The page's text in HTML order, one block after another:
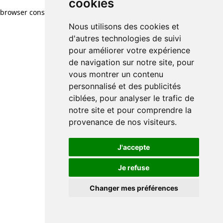
cookies
Nous utilisons des cookies et
d'autres technologies de suivi
pour améliorer votre expérience
de navigation sur notre site, pour
vous montrer un contenu
personnalisé et des publicités
ciblées, pour analyser le trafic de
notre site et pour comprendre la
provenance de nos visiteurs.
J'accepte
Je refuse
Changer mes préférences
browser console for more information)